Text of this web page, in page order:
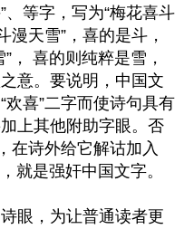
、等字，写为“梅花喜斗
漫天雪”，喜的是斗，
， 喜的则纯粹是雪，
意。要说明，中国文
喜”二字而使诗句具有
上其他附助字眼。否
在诗外给它解诂加入
就是强奸中国文字。
眼，为让普通读者更